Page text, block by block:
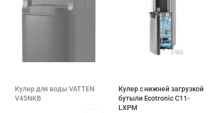
Кулер для воды VATTEN
V45NKB
Кулер с нижней загрузкой
бутыли Ecotronic C11-
LXPM